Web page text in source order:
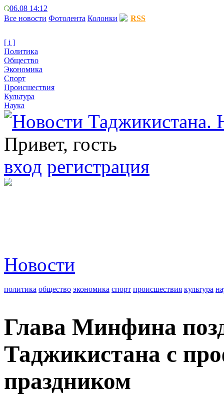
06.08 14:12
Все новости Фотолента Колонки RSS
[ i ]
Политика
Общество
Экономика
Спорт
Происшествия
Культура
Наука
Привет, гость
вход регистрация
Новости
политика общество экономика спорт происшествия культура
Глава Минфина
Таджикистана с
праздником